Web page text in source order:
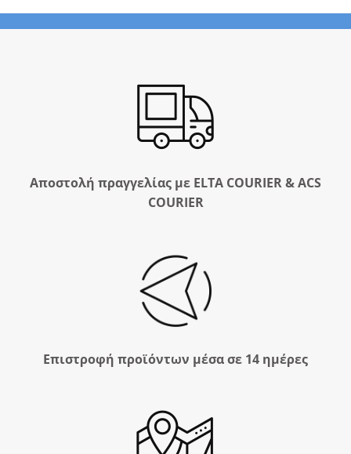
Αποστολή πραγγελίας με ELTA COURIER & ACS
COURIER
Επιστροφή προϊόντων μέσα σε 14 ημέρες